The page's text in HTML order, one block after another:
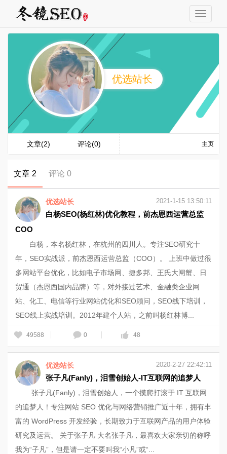
优选站长
文章(2) 评论(0) 主页
文章 2 评论 0
优选站长 2021-1-15 13:50:11
白杨SEO(杨红林)优化教程，前杰恩西运营总监
COO
白杨，本名杨红林，在杭州的四川人。专注SEO研究十
年，SEO实战派，前杰恩西运营总监（COO）。 上班中做过很
多网站平台优化，比如电子市场网、捷多邦、王氏大闸蟹、日
贸通（杰恩西国内品牌）等，对外接过艺术、金融类企业网
站、化工、电信等行业网站优化和SEO顾问，SEO线下培训，
SEO线上实战培训。2012年建个人站，之前叫杨红林博...
49588 0 48
优选站长 2020-2-27 22:42:11
张子凡(Fanly)，泪雪创始人-IT互联网的追梦人
张子凡(Fanly)，泪雪创始人，一个摸爬打滚于 IT 互联网
的追梦人！专注网站 SEO 优化与网络营销推广近十年，拥有丰
富的 WordPress 开发经验，长期致力于互联网产品的用户体验
研究及运营。 关于张子凡 大名张子凡，最喜欢大家亲切的称呼
我为“子凡”，但是请一定不要叫我“小凡”或“...